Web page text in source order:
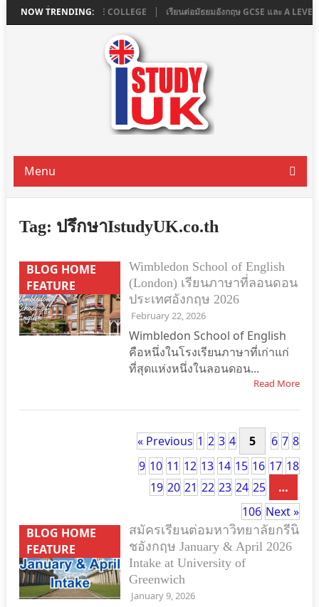
NOW TRENDING:
ที่ ASHBOURNE COLLEGE เรียนต่อมัธยมอังกฤษ GCSE และ A
Menu
Tag: ปรึกษาIstudyUK.co.th
BLOG HOME
FEATURE
Wimbledon School of English
(London) เรียนภาษาที่ลอนดอน
ประเทศอังกฤษ 2026
February 22, 2026
Wimbledon School of English
คือหนึ่งในโรงเรียนภาษาที่เก่าแก่
ที่สุดแห่งหนึ่งในลอนดอน...
Read More
« Previous 1 2 3 4 5 6 7 8
9 10 11 12 13 14 15 16 17 18
19 20 21 22 23 24 25
…
106 Next »
BLOG HOME
FEATURE
สมัครเรียนต่อมหาวิทยาลัยกรีนิ
ชอังกฤษ January & April 2026
Intake at University of
Greenwich
January 9, 2026